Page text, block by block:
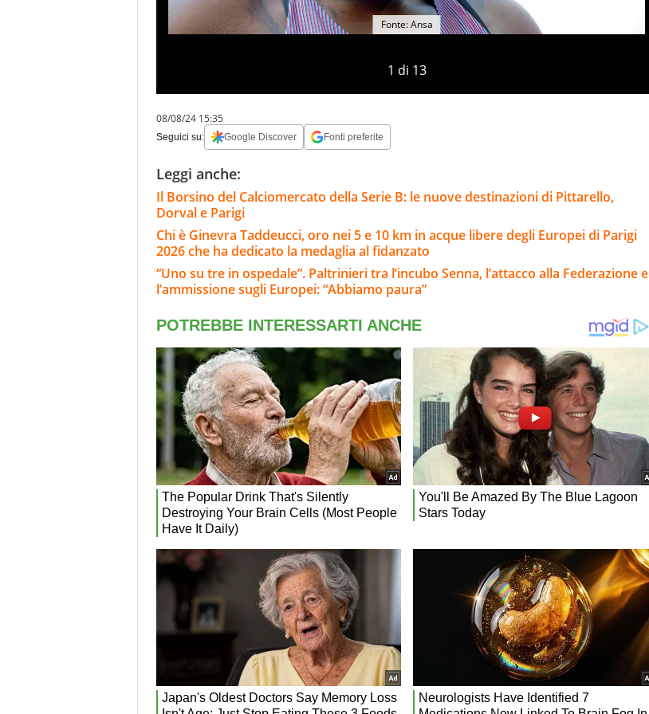
1 di 13
Fonte: Ansa
08/08/24 15:35
Seguici su: Google Discover Fonti preferite
Leggi anche:
Il Borsino del Calciomercato della Serie B: le nuove destinazioni di Pittarello,
Dorval e Parigi
Chi è Ginevra Taddeucci, oro nei 5 e 10 km in acque libere degli Europei di Parigi
2026 che ha dedicato la medaglia al fidanzato
“Uno su tre in ospedale”. Paltrinieri tra l’incubo Senna, l’attacco alla Federazione e
l’ammissione sugli Europei: “Abbiamo paura”